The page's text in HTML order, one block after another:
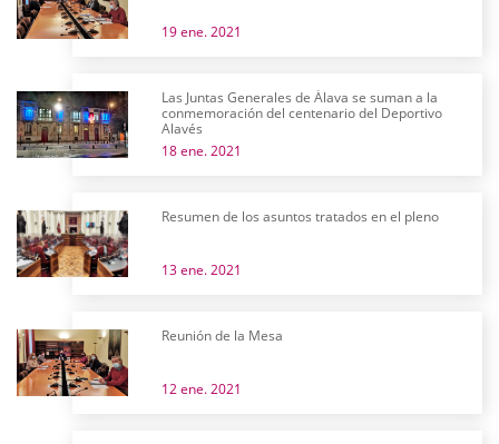
19 ene. 2021
Las Juntas Generales de Álava se suman a la
conmemoración del centenario del Deportivo
Alavés
18 ene. 2021
Resumen de los asuntos tratados en el pleno
13 ene. 2021
Reunión de la Mesa
12 ene. 2021